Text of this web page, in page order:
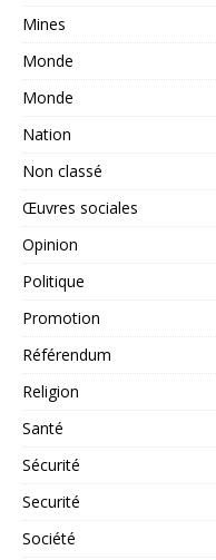
Mines
Monde
Monde
Nation
Non classé
Œuvres sociales
Opinion
Politique
Promotion
Référendum
Religion
Santé
Sécurité
Securité
Société